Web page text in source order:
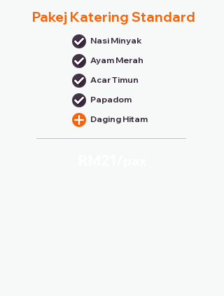
Pakej Katering Standard
Nasi Minyak
Ayam Merah
Acar Timun
Papadom
Daging Hitam